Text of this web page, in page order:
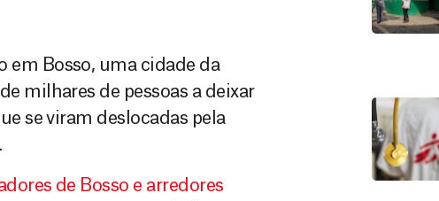
em Bosso, uma cidade da
milhares de pessoas a deixar
se viram deslocadas pela
de Bosso e arredores